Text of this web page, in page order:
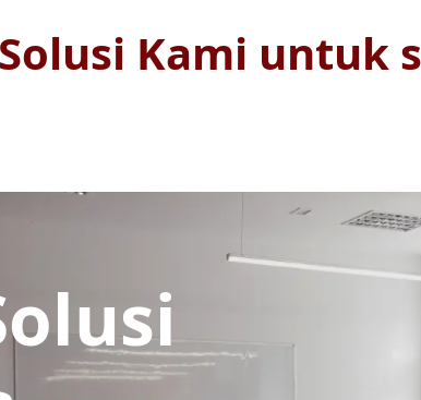
Solusi Kami untuk